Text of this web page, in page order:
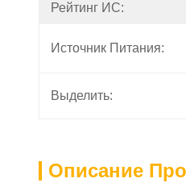
Рейтинг ИС:
Источник Питания:
Выделить:
Описание